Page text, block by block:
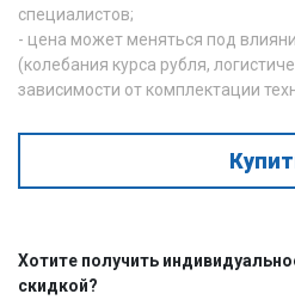
специалистов;
- цена может меняться под
(колебания курса рубля,
зависимости от комплектации
Хотите получить
скидкой?